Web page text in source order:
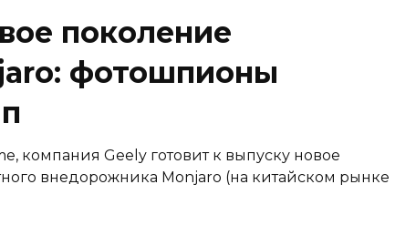
поколение
фотошпионы
компания Geely готовит к выпуску новое
внедорожника Monjaro (на китайском рынке